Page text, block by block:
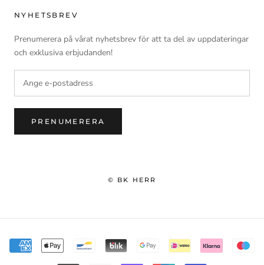
NYHETSBREV
Prenumerera på vårat nyhetsbrev för att ta del av uppdateringar
och exklusiva erbjudanden!
PRENUMERERA
© BK HERR